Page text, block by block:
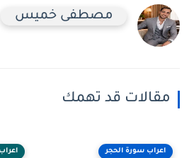
مصطفى خميس
مقالات قد تهمك
اعراب سورة الحجر